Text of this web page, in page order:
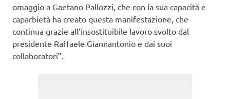
omaggio a Gaetano Pallozzi, che con la sua capacità e
caparbietà ha creato questa manifestazione, che
continua grazie all’insostituibile lavoro svolto dal
presidente Raffaele Giannantonio e dai suoi
collaboratori”.